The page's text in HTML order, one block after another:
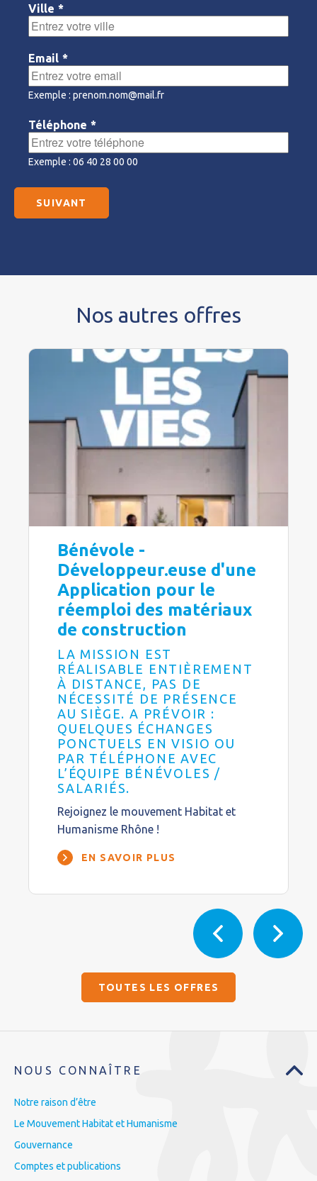
Ville *
Email *
Exemple : prenom.nom@mail.fr
Téléphone *
Exemple : 06 40 28 00 00
Nos autres offres
Bénévole -
Développeur.euse d'une
Application pour le
réemploi des matériaux
de construction
LA MISSION EST
RÉALISABLE ENTIÈREMENT
À DISTANCE, PAS DE
NÉCESSITÉ DE PRÉSENCE
AU SIÈGE. A PRÉVOIR :
QUELQUES ÉCHANGES
PONCTUELS EN VISIO OU
PAR TÉLÉPHONE AVEC
L’ÉQUIPE BÉNÉVOLES /
SALARIÉS.
Rejoignez le mouvement Habitat et
Humanisme Rhône !
EN SAVOIR PLUS
TOUTES LES OFFRES
NOUS CONNAÎTRE
Notre raison d’être
Le Mouvement Habitat et Humanisme
Gouvernance
Comptes et publications